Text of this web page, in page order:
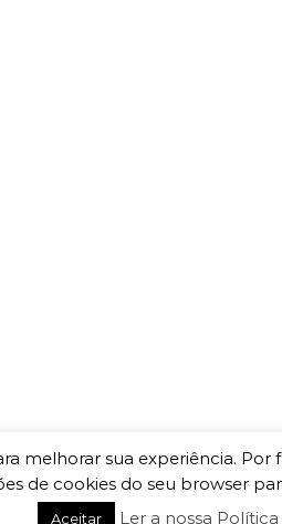
melhorar sua experiência.
de cookies do seu browser
Aceitar Ler a nossa